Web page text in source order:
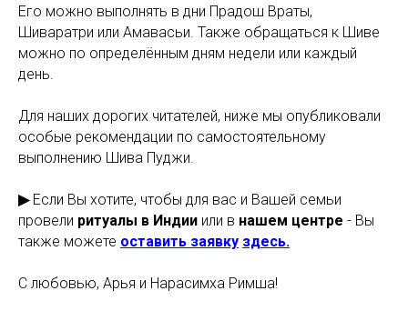
Его можно выполнять в дни Прадош Враты,
Шиваратри или Амавасьи. Также обращаться к Шиве
можно по определённым дням недели или каждый
день.
Для наших дорогих читателей, ниже мы опубликовали
особые рекомендации по самостоятельному
выполнению Шива Пуджи.
▶Если Вы хотите, чтобы для вас и Вашей семьи
провели ритуалы в Индии или в нашем центре - Вы
также можете оставить заявку здесь.
С любовью, Арья и Нарасимха Римша!